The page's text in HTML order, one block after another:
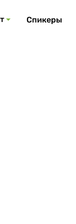
Спикеры